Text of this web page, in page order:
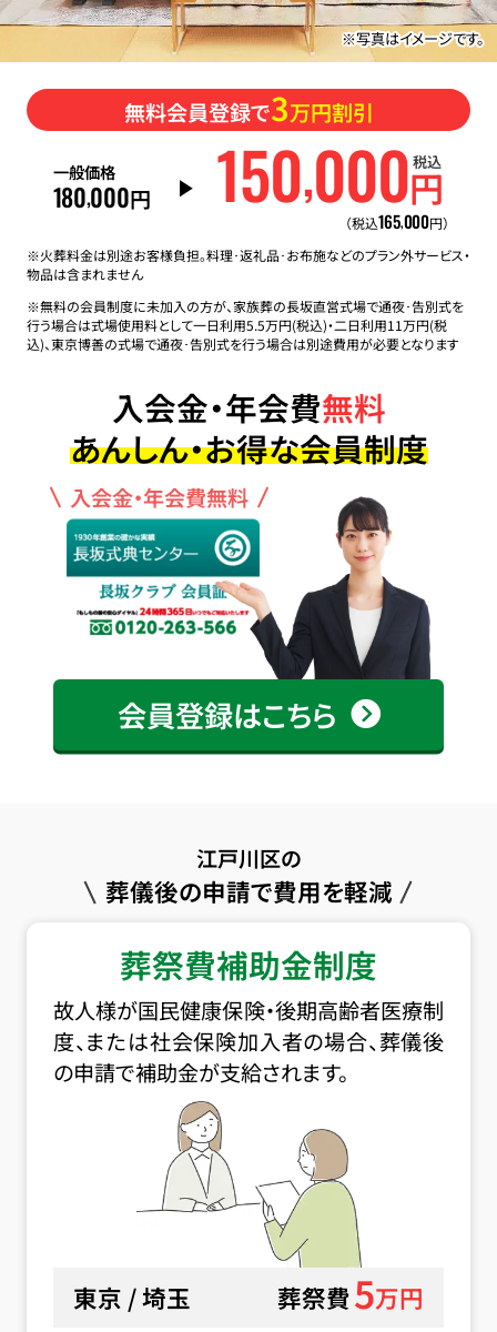
※写真はイメージです。
無料会員登録で3万円割引
一般価格
180,000円 150,000円
税込
（税込165,000円）
※火葬料金は別途お客様負担。料理･返礼品･お布施などのプラン外サービス・
物品は含まれません
※無料の会員制度に未加入の方が、家族葬の長坂直営式場で通夜･告別式を
行う場合は式場使用料として一日利用5.5万円(税込)・二日利用11万円(税
込)、東京博善の式場で通夜･告別式を行う場合は別途費用が必要となります
入会金・年会費無料
あんしん・お得な会員制度
入会金・年会費無料
会員登録はこちら
江戸川区の
葬儀後の申請で費用を軽減
葬祭費補助金制度
故人様が国民健康保険・後期高齢者医療制
度、または社会保険加入者の場合、葬儀後
の申請で補助金が支給されます。
東京 / 埼玉 葬祭費5万円